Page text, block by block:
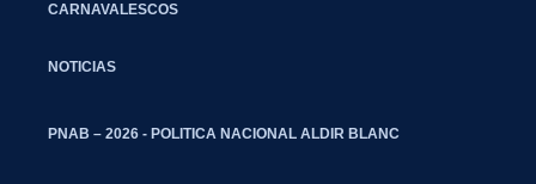
CARNAVALESCOS
NOTICIAS
PNAB – 2026 - POLITICA NACIONAL ALDIR BLANC